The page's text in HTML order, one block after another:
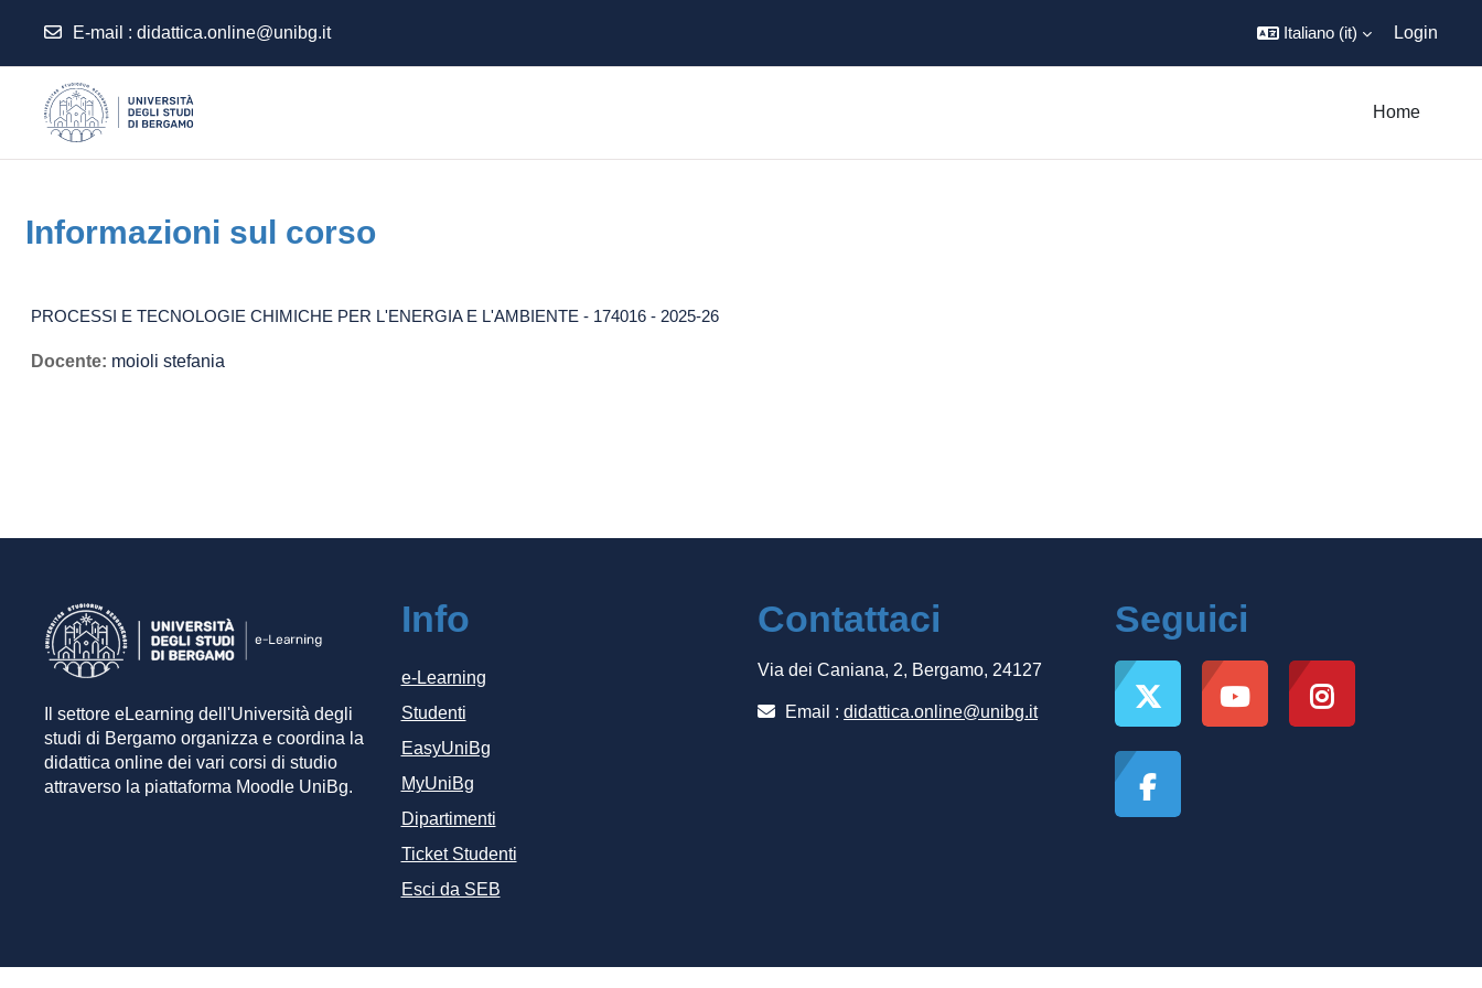
E-mail : didattica.online@unibg.it Italiano ‎(it)‎ Login
Home
Informazioni sul corso
PROCESSI E TECNOLOGIE CHIMICHE PER L'ENERGIA E L'AMBIENTE - 174016 - 2025-26
Docente: moioli stefania
Il settore eLearning dell'Università degli
studi di Bergamo organizza e coordina la
didattica online dei vari corsi di studio
attraverso la piattaforma Moodle UniBg.
Info
e-Learning
Studenti
EasyUniBg
MyUniBg
Dipartimenti
Ticket Studenti
Esci da SEB
Contattaci
Via dei Caniana, 2, Bergamo, 24127
Email : didattica.online@unibg.it
Seguici